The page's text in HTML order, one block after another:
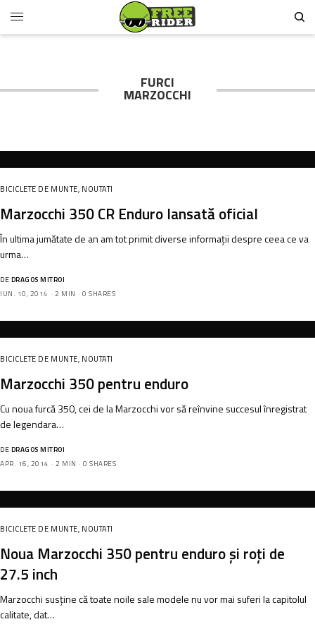
FURCI
MARZOCCHI
BICICLETE DE MUNTE, NOUTATI
Marzocchi 350 CR Enduro lansată oficial
În ultima jumătate de an am tot primit diverse informații despre ceea ce va
urma…
DE DRAGOS MITROI
IUN. 10, 2014
2 MIN 0 SHARES
BICICLETE DE MUNTE, NOUTATI
Marzocchi 350 pentru enduro
Cu noua furcă 350, cei de la Marzocchi vor să reînvine succesul înregistrat
de legendara…
DE DRAGOS MITROI
APR. 16, 2014
2 MIN 0 SHARES
BICICLETE DE MUNTE, NOUTATI
Noua Marzocchi 350 pentru enduro și roți de
27.5 inch
Marzocchi susține că toate noile sale modele nu vor mai suferi la capitolul
calitate, dat…